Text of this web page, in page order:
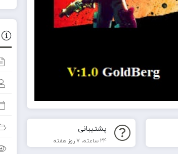
پشتیبانی
24 ساعته، 7 روز هفته